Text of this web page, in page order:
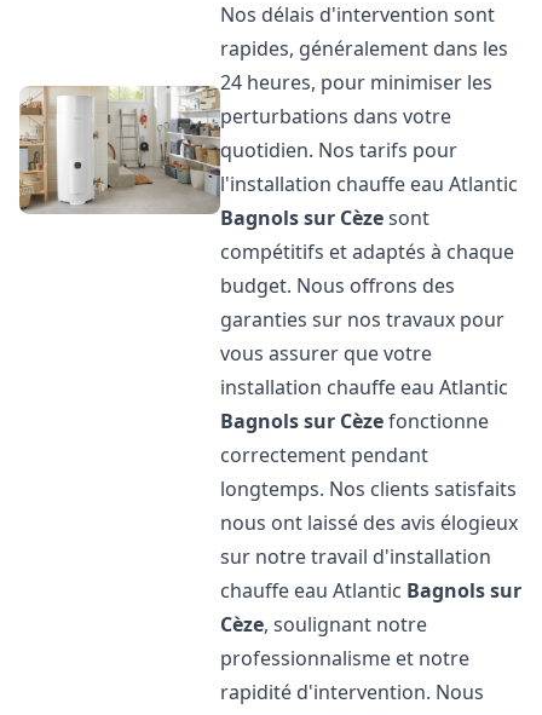
Nos délais d'intervention sont
rapides, généralement dans les
24 heures, pour minimiser les
perturbations dans votre
quotidien. Nos tarifs pour
l'installation chauffe eau Atlantic
Bagnols sur Cèzesont
compétitifs et adaptés à chaque
budget. Nous offrons des
garanties sur nos travaux pour
vous assurer que votre
installation chauffe eau Atlantic
Bagnols sur Cèzefonctionne
correctement pendant
longtemps. Nos clients satisfaits
nous ont laissé des avis élogieux
sur notre travail d'installation
chauffe eau Atlantic Bagnols sur
Cèze, soulignant notre
professionnalisme et notre
rapidité d'intervention. Nous